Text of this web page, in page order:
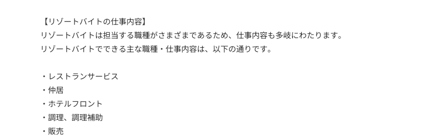
【リゾートバイトの仕事内容】
リゾートバイトは担当する職種がさまざまであるため、仕事内容も多岐にわたります。
リゾートバイトでできる主な職種・仕事内容は、以下の通りです。
・レストランサービス
・仲居
・ホテルフロント
・調理、調理補助
・販売